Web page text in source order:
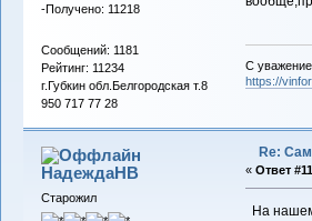
-Получено: 11218
Сообщений: 1181
Рейтинг: 11234
г.Губкин обл.Белгородская т.8
950 717 77 28
С
https://
НадеждаНВ
Старожил
Re:
« Ответ
На